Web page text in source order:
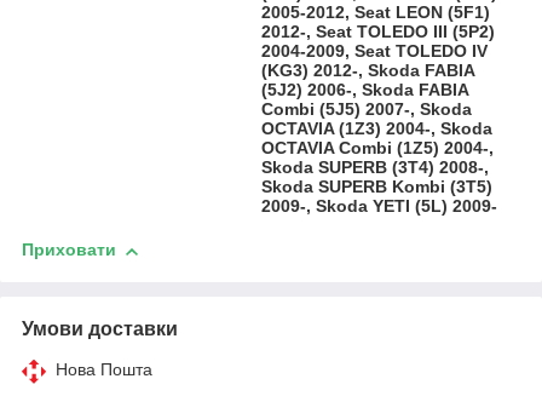
2005-2012, Seat LEON (5F1)
2012-, Seat TOLEDO III (5P2)
2004-2009, Seat TOLEDO IV
(KG3) 2012-, Skoda FABIA
(5J2) 2006-, Skoda FABIA
Combi (5J5) 2007-, Skoda
OCTAVIA (1Z3) 2004-, Skoda
OCTAVIA Combi (1Z5) 2004-,
Skoda SUPERB (3T4) 2008-,
Skoda SUPERB Kombi (3T5)
2009-, Skoda YETI (5L) 2009-
Приховати
Умови доставки
Нова Пошта